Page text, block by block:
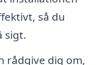
så du
sigt.
rådgive dig om,